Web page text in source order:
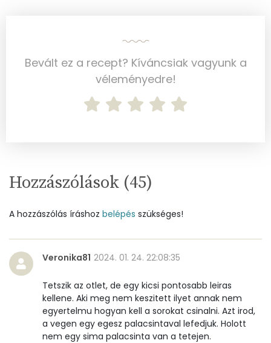
Nátrium
100 mg
Összesen
Cukor
Élelmi rost
3 mg
Víz
Összesen 18.6 g
Bevált ez a recept? Kíváncsiak vagyunk a
véleményedre!
Hozzászólások (45)
A hozzászólás íráshoz belépés szükséges!
Veronika81 2024. 01. 24. 22:08:35
Tetszik az otlet, de egy kicsi pontosabb leiras
kellene. Aki meg nem keszitett ilyet annak nem
egyertelmu hogyan kell a sorokat csinalni. Azt irod,
a vegen egy egesz palacsintaval lefedjuk. Holott
nem egy sima palacsinta van a tetejen.